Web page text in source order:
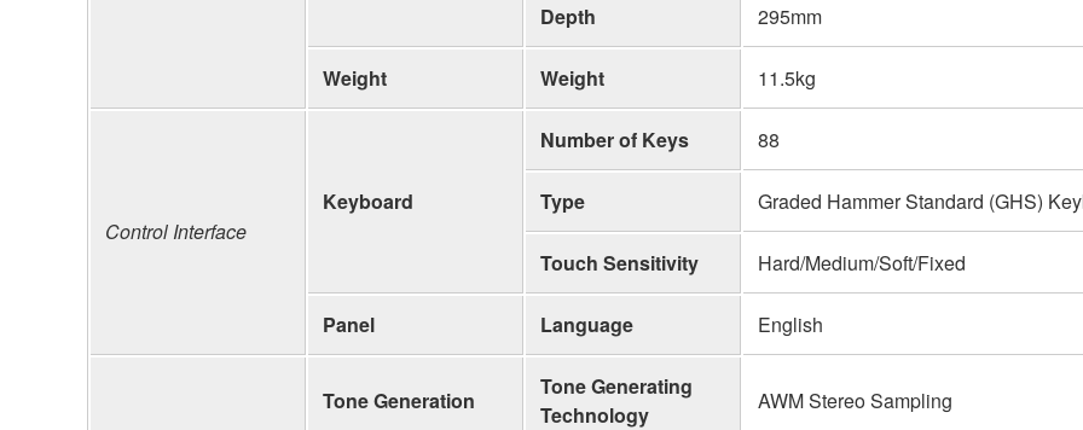
Depth 295mm
Weight Weight 11.5kg
Control Interface
Keyboard
Number of Keys 88
Type Graded Hammer Standard (GHS)
Touch Sensitivity Hard/Medium/Soft/Fixed
Panel Language English
Tone Generation
Tone Generating
Technology
AWM Stereo Sampling